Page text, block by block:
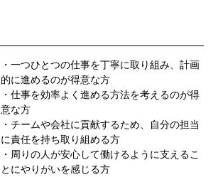
・一つひとつの仕事を丁寧に取り組み、計画
的に進めるのが得意な方
・仕事を効率よく進める方法を考えるのが得
意な方
・チームや会社に貢献するため、自分の担当
に責任を持ち取り組める方
・周りの人が安心して働けるように支えるこ
とにやりがいを感じる方